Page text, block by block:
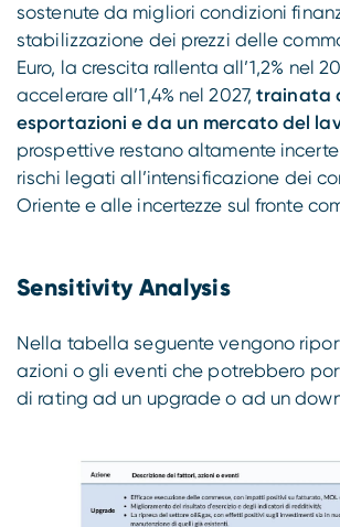
sostenute da migliori condizioni
stabilizzazione dei prezzi delle
Euro, la crescita rallenta all’1,2% nel
accelerare all’1,4% nel 2027,trainata
esportazioni e da un mercato del
prospettive restano altamente
rischi legati all’intensificazione dei
Oriente e alle incertezze sul fronte
Sensitivity Analysis
Nella tabella seguente vengono
azioni o gli eventi che potrebbero
di rating ad un upgrade o ad un